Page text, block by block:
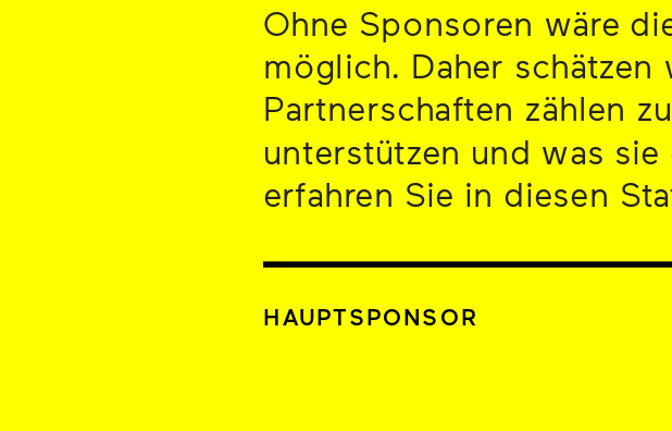
Ohne Sponsoren wäre
möglich. Daher
Partnerschaften zählen
unterstützen und was
erfahren Sie in diesen
HAUPTSPONSOR